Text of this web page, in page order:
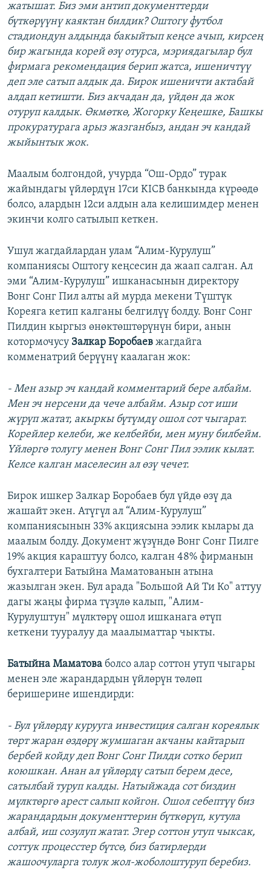
жатышат. Биз эми антип документтерди
бүткөрүүнү каяктан билдик? Оштогу футбол
стадиондун алдында бакыйтып кеңсе ачып, кирсең
бир жагында корей өзү отурса, мэриядагылар бул
фирмага рекомендация берип жатса, ишеничтүү
деп эле сатып алдык да. Бирок ишеничти актабай
алдап кетишти. Биз акчадан да, үйдөн да жок
отуруп калдык. Өкмөткө, Жогорку Кеңешке, Башкы
прокуратурага арыз жазганбыз, андан эч кандай
жыйынтык жок.
Маалым болгондой, учурда “Ош-Ордо” турак
жайындагы үйлөрдүн 17си KICB банкында күрөөдө
болсо, алардын 12си алдын ала келишимдер менен
экинчи колго сатылып кеткен.
Ушул жагдайлардан улам “Алим-Курулуш”
компаниясы Оштогу кеңсесин да жаап салган. Ал
эми “Алим-Курулуш” ишканасынын директору
Вонг Сонг Пил алты ай мурда мекени Түштүк
Кореяга кетип калганы белгилүү болду. Вонг Сонг
Пилдин кыргыз өнөктөштөрүнүн бири, анын
котормочусу Залкар Боробаев жагдайга
комменатрий берүүнү каалаган жок:
- Мен азыр эч кандай комментарий бере албайм.
Мен эч нерсени да чече албайм. Азыр сот иши
жүрүп жатат, акыркы бүтүмдү ошол сот чыгарат.
Корейлер келеби, же келбейби, мен муну билбейм.
Үйлөргө толугу менен Вонг Сонг Пил ээлик кылат.
Келсе калган маселесин ал өзү чечет.
Бирок ишкер Залкар Боробаев бул үйдө өзү да
жашайт экен. Атүгүл ал “Алим-Курулуш”
компаниясынын 33% акциясына ээлик кылары да
маалым болду. Документ жүзүндө Вонг Сонг Пилге
19% акция караштуу болсо, калган 48% фирманын
бухгалтери Батыйна Маматованын атына
жазылган экен. Бул арада "Большой Ай Ти Ко" аттуу
дагы жаңы фирма түзүлө калып, "Алим-
Курулуштун" мүлктөрү ошол ишканага өтүп
кеткени тууралуу да маалыматтар чыкты.
Батыйна Маматова болсо алар соттон утуп чыгары
менен эле жарандардын үйлөрүн төлөп
беришерине ишендирди:
- Бул үйлөрдү курууга инвестиция салган кореялык
төрт жаран өздөрү жумшаган акчаны кайтарып
бербей койду деп Вонг Сонг Пилди сотко берип
коюшкан. Анан ал үйлөрдү сатып берем десе,
сатылбай туруп калды. Натыйжада сот биздин
мүлктөргө арест салып койгон. Ошол себептүү биз
жарандардын документтерин бүткөрүп, кутула
албай, иш созулуп жатат. Эгер соттон утуп чыксак,
соттук процесстер бүтсө, биз батирлерди
жашоочуларга толук жол-жоболоштуруп беребиз.